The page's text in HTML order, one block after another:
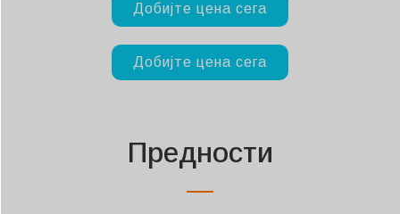
Добијте цена сега
Добијте цена сега
Предности